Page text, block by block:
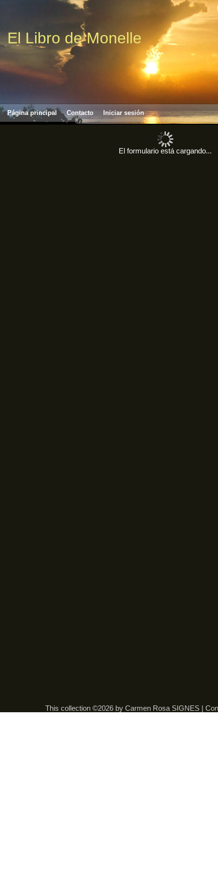
El Libro de Monelle
Página principal Contacto Iniciar sesión
El formulario está cargando...
This collection ©2026 by Carmen Rosa SIGNES |